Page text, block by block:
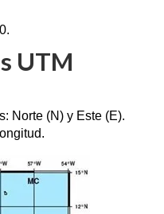
UTM
Norte (N) y Este (E).